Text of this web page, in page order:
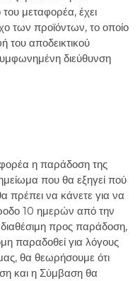
μεταφορέα, έχει
των προϊόντων, το οποίο
του αποδεικτικού
διεύθυνση
η παράδοση της
που θα εξηγεί πού
πρέπει να κάνετε για να
10 ημερών από την
προς παράδοση,
παραδοθεί για λόγους
θα θεωρήσουμε ότι
και η Σύμβαση θα